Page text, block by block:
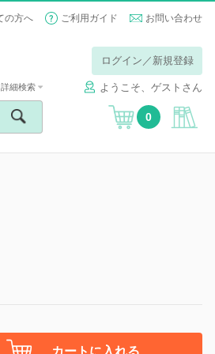
の方へ ご利用ガイド お問い合わせ
ログイン／新規登録
ようこそ、ゲストさん
詳細検索
0